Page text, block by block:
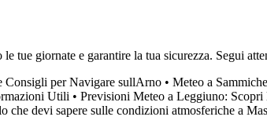
tue giornate e garantire la tua sicurezza. Segui
Consigli per Navigare sullArno • Meteo a
Utili • Previsioni Meteo a Leggiuno:
che devi sapere sulle condizioni atmosferiche a